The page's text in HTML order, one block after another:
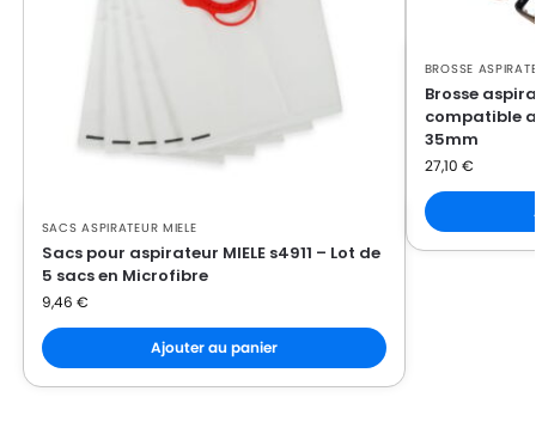
MIELE S4561
MIELE S4581
MIELE
MIELE S4711
MIELE
MIELE S4712
MIELE
MIELE S4751
MIELE
MIELE S4752
SACS ASPIRATEUR MIELE
Sacs pour aspirateur MIELE s4911 – Lot de
5 sacs en Microfibre
9,46 €
Ajouter au panier
BROSSE
Brosse
compatible
35mm
27,10 €